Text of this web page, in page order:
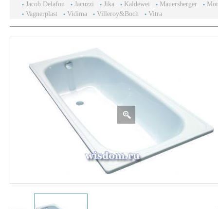
Jacob Delafon
Jacuzzi Jika Kaldewei Mauersberger
Vagnerplast
Vidima Villeroy&Boch Vitra